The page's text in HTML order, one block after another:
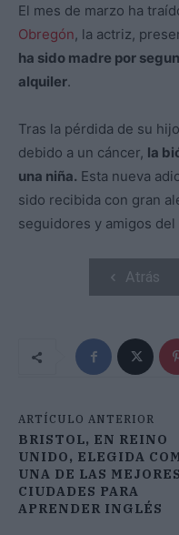
El mes de marzo ha
Obregón, la actriz,
ha sido madre por
alquiler.
Tras la pérdida de su
debido a un cáncer, la
una niña. Esta nueva
sido recibida con gran
seguidores y amigos
Atrás
ARTÍCULO ANTERIOR
BRISTOL, EN REINO
UNIDO, ELEGIDA
UNA DE LAS MEJORES
CIUDADES PARA
APRENDER INGLÉS